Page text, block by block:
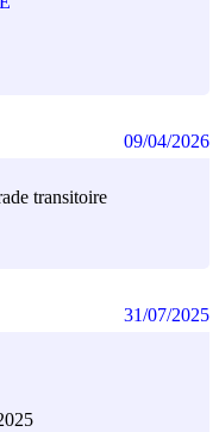
transitoire
09/04/2026
31/07/2025